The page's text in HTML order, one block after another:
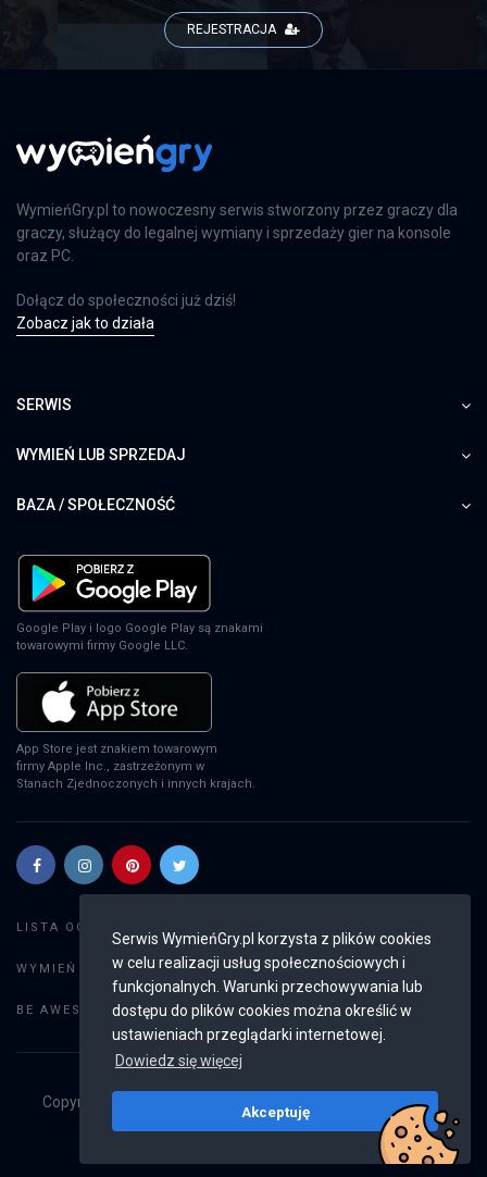
Serwis WymieńGry.pl korzysta z plików cookies
w celu realizacji usług społecznościowych i
funkcjonalnych. Warunki przechowywania lub
dostępu do plików cookies można określić w
ustawieniach przeglądarki internetowej.
Dowiedz się więcej
Akceptuję
REJESTRACJA
WymieńGry.pl to nowoczesny serwis stworzony przez graczy dla
graczy, służący do legalnej wymiany i sprzedaży gier na konsole
oraz PC.
Dołącz do społeczności już dziś!
Zobacz jak to działa
SERWIS
WYMIEŃ LUB SPRZEDAJ
BAZA / SPOŁECZNOŚĆ
Google Play i logo Google Play są znakami
towarowymi firmy Google LLC.
App Store jest znakiem towarowym
firmy Apple Inc., zastrzeżonym w
Stanach Zjednoczonych i innych krajach.
LISTA OGŁOSZEŃ:
WYMIEŃ GRY: Dodaj ogłoszenie
BE AWESOME: Weryfikacja konta
Copyright © 2019 - 2026
Wszystkie prawa
v2.8.4